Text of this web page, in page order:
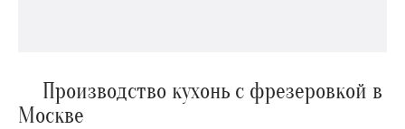
Производство кухонь с фрезеровкой в
Москве